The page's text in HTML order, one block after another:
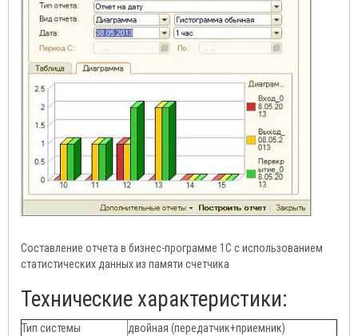
Составление отчета в бизнес-программе 1С с использованием
статистических данных из памяти счетчика
Технические характеристики:
Тип системы
двойная (передатчик+приемник)